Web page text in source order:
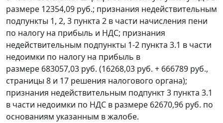
размере 12354,09 руб.; признания недействительным
подпункты 1, 2, 3 пункта 2 в части начисления пени
по налогу на прибыль и НДС; признания
недействительным подпункты 1-2 пункта 3.1 в части
недоимки по налогу на прибыль в
размере 683057,03 руб. (16268,03 руб. + 666789 руб.,
страницы 8 и 17 решения налогового органа);
признания недействительным подпункт 3 пункта 3.1
в части недоимки по НДС в размере 62670,96 руб. по
основаниям указанным в жалобе.